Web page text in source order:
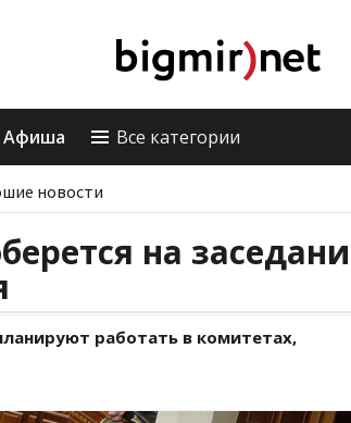
Афиша Все категории
новости
на
работать в комитетах,